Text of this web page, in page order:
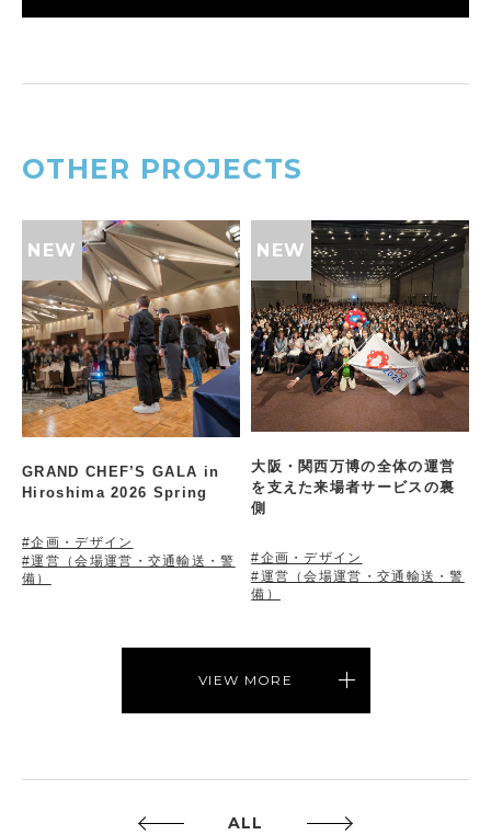
OTHER PROJECTS
GRAND CHEF’S GALA in
Hiroshima 2026 Spring
#企画・デザイン
#運営（会場運営・交通輸送・警
備）
大阪・関西万博の全体の運営
を支えた来場者サービスの裏
側
#企画・デザイン
#運営（会場運営・交通輸送・警
備）
VIEW MORE
ALL